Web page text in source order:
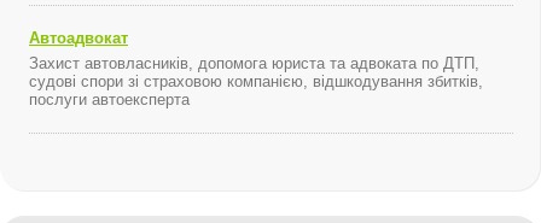
Автоадвокат
Захист автовласників, допомога юриста та адвоката по ДТП,
судові спори зі страховою компанією, відшкодування збитків,
послуги автоексперта